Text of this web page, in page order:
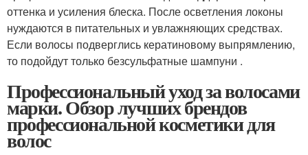
оттенка и усиления блеска. После осветления локоны
нуждаются в питательных и увлажняющих средствах.
Если волосы подверглись кератиновому выпрямлению,
то подойдут только безсульфатные шампуни .
Профессиональный уход за волосами
марки. Обзор лучших брендов
профессиональной косметики для
волос